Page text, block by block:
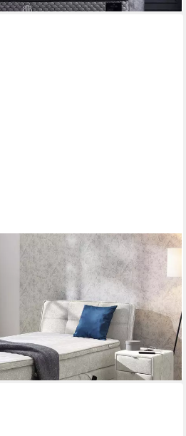
und Fussteil elektromotorisch
7-Zonen-TTFK-Matratze H4